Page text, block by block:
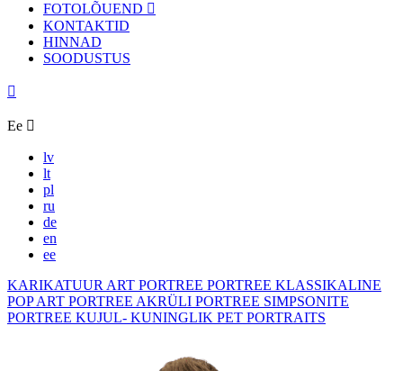
FOTOLÕUEND
KONTAKTID
HINNAD
SOODUSTUS
Ee
lv
lt
pl
ru
de
en
ee
KARIKATUUR ART PORTREE PORTREE KLASSIKALINE
POP ART PORTREE AKRÜLI PORTREE SIMPSONITE
PORTREE KUJUL- KUNINGLIK PET PORTRAITS